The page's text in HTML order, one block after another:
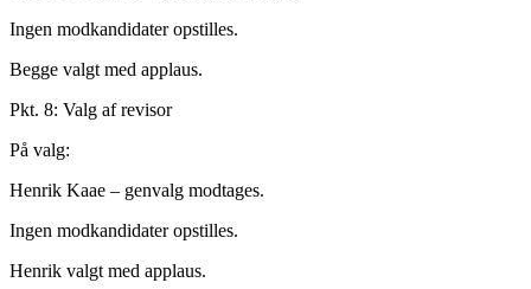
Ingen modkandidater opstilles.
Begge valgt med applaus.
Pkt. 8: Valg af revisor
På valg:
Henrik Kaae – genvalg modtages.
Ingen modkandidater opstilles.
Henrik valgt med applaus.